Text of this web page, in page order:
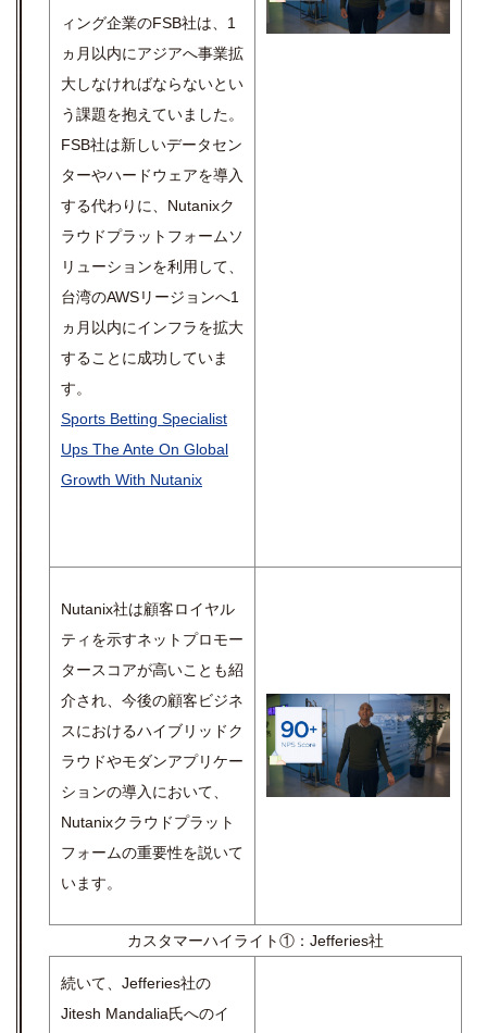
ィング企業のFSB社は、1
ヵ月以内にアジアへ事業拡
大しなければならないとい
う課題を抱えていました。
FSB社は新しいデータセン
ターやハードウェアを導入
する代わりに、Nutanixク
ラウドプラット フォームソ
リューションを利用して、
台湾のAWSリージョンへ1
ヵ月以内にインフラを拡大
することに成功していま
す。
Sports Betting Specialist
Ups The Ante On Global
Growth With Nutanix
Nutanix社は顧客ロイヤル
ティを示すネットプロモー
タースコアが高いことも紹
介され、今後の顧客ビジネ
スにおけるハイブリッドク
ラウドやモダンアプリケー
ションの導入において、
Nutanixクラウドプラット
フォームの重要性を説いて
います。
カスタマーハイライト①： Jefferies社
続いて、Jefferies社の
Jitesh Mandalia氏へのイ